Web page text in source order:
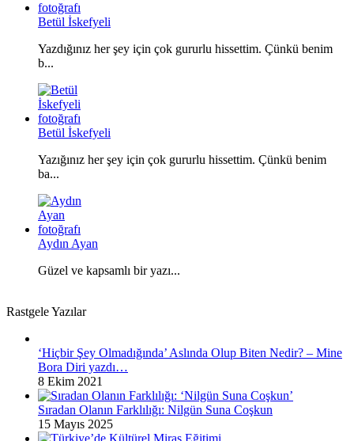
Betül İskefyeli
Yazdığınız her şey için çok gururlu hissettim. Çünkü benim
b...
Betül İskefyeli
Yazığınız her şey için çok gururlu hissettim. Çünkü benim
ba...
Aydın Ayan
Güzel ve kapsamlı bir yazı...
Rastgele Yazılar
‘Hiçbir Şey Olmadığında’ Aslında Olup Biten Nedir? – Mine
Bora Diri yazdı…
8 Ekim 2021
Sıradan Olanın Farklılığı: Nilgün Suna Coşkun
15 Mayıs 2025